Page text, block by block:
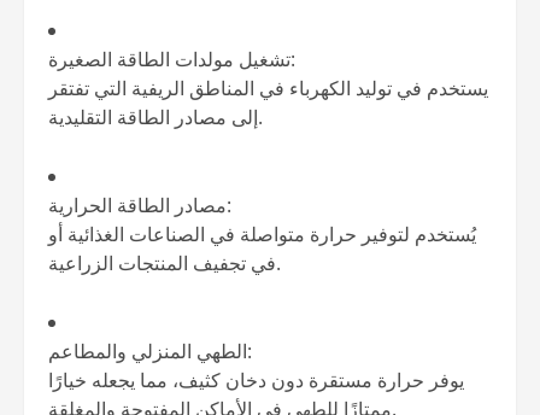
تشغيل مولدات الطاقة الصغيرة:
يستخدم في توليد الكهرباء في المناطق الريفية التي تفتقر
إلى مصادر الطاقة التقليدية.
مصادر الطاقة الحرارية:
يُستخدم لتوفير حرارة متواصلة في الصناعات الغذائية أو
في تجفيف المنتجات الزراعية.
الطهي المنزلي والمطاعم:
يوفر حرارة مستقرة دون دخان كثيف، مما يجعله خيارًا
ممتازًا للطهي في الأماكن المفتوحة والمغلقة.